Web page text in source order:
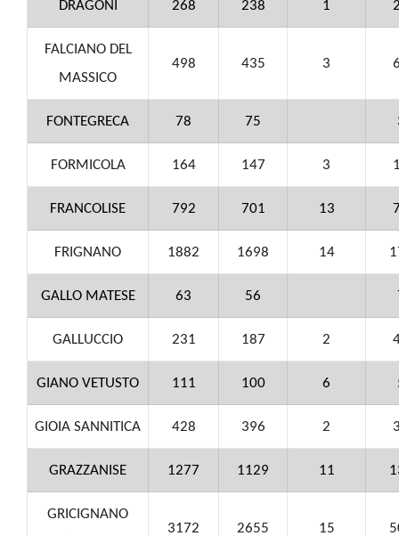
DRAGONI 268 238 1
FALCIANO DEL
MASSICO
498 435 3
FONTEGRECA 78 75
FORMICOLA 164 147 3
FRANCOLISE 792 701 13
FRIGNANO 1882 1698 14
GALLO MATESE 63 56
GALLUCCIO 231 187 2
GIANO VETUSTO 111 100 6
GIOIA SANNITICA 428 396 2
GRAZZANISE 1277 1129 11
GRICIGNANO
3172 2655 15